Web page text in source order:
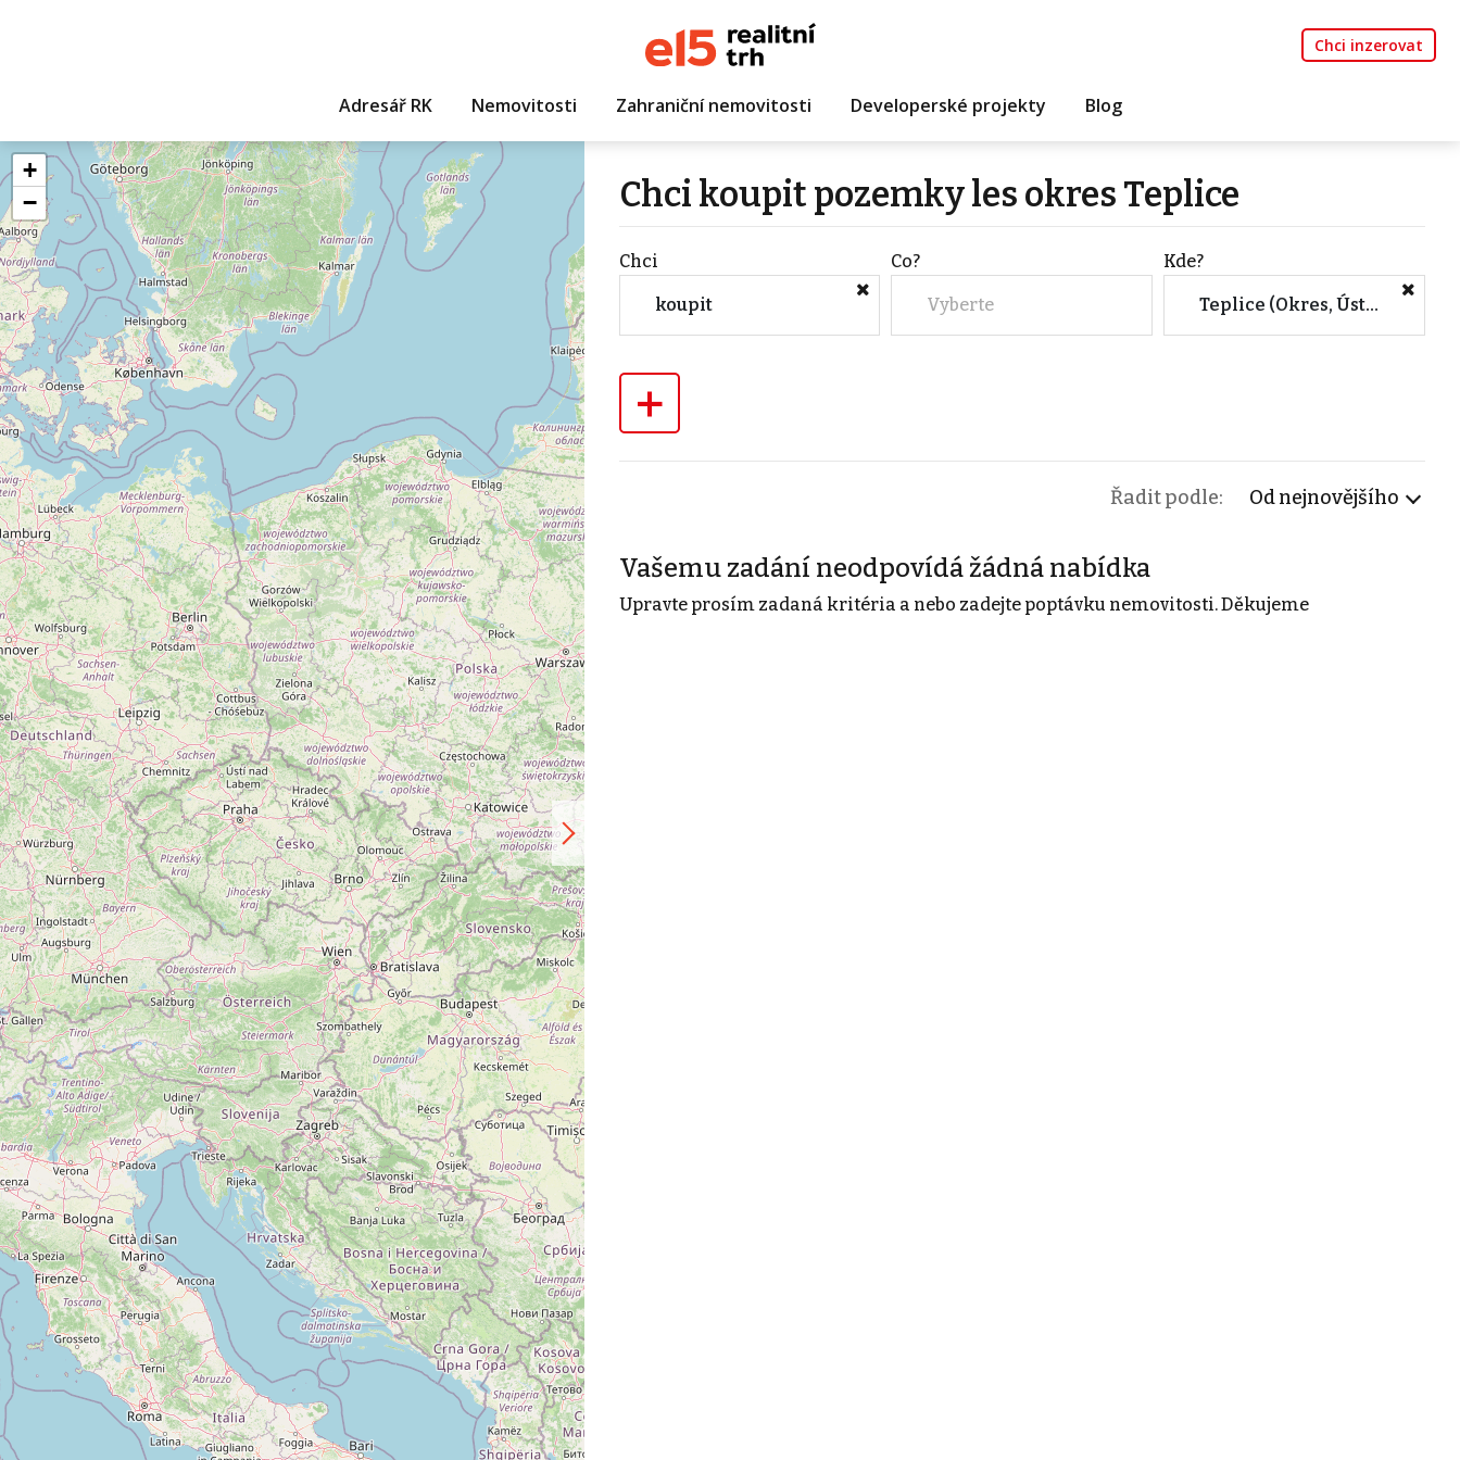
Chci inzerovat
Adresář RK Nemovitosti Zahraniční nemovitosti Developerské projekty Blog
+
−
Chci koupit pozemky les okres Teplice
Chci
koupit
Co?
Vyberte
Kde?
Teplice (Okres, Ústecký kraj)
+
Řadit podle: Od nejnovějšího
Vašemu zadání neodpovídá žádná nabídka
Upravte prosím zadaná kritéria a nebo zadejte poptávku nemovitosti. Děkujeme